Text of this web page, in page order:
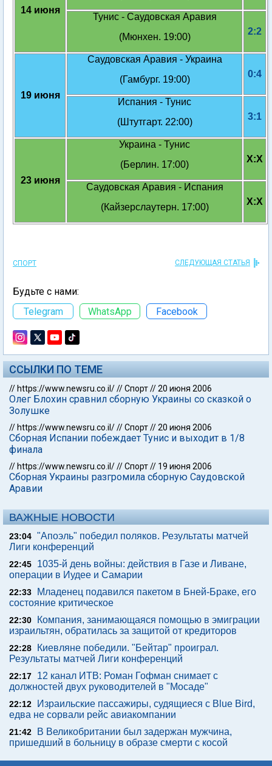
14 июня
Тунис - Саудовская Аравия
(Мюнхен. 19:00)
2:2
19 июня
Саудовская Аравия - Украина
(Гамбург. 19:00)
0:4
Испания - Тунис
(Штутгарт. 22:00)
3:1
23 июня
Украина - Тунис
(Берлин. 17:00)
X:X
Саудовская Аравия - Испания
(Кайзерслаутерн. 17:00)
X:X
СПОРТ СЛЕДУЮЩАЯ СТАТЬЯ
Будьте с нами:
Telegram
WhatsApp Facebook
ССЫЛКИ ПО ТЕМЕ
// https://www.newsru.co.il///Спорт//20 июня 2006
Олег Блохин сравнил сборную Украины со сказкой о
Золушке
// https://www.newsru.co.il///Спорт//20 июня 2006
Сборная Испании побеждает Тунис и выходит в 1/8
финала
// https://www.newsru.co.il///Спорт// 19 июня 2006
Сборная Украины разгромила сборную Саудовской
Аравии
ВАЖНЫЕ НОВОСТИ
23:04 "Апоэль" победил поляков. Результаты матчей
Лиги конференций
22:45
1035-й день войны: действия в Газе и Ливане,
операции в Иудее и Самарии
22:33
Младенец подавился пакетом в Бней-Браке, его
состояние критическое
22:30
Компания, занимающаяся помощью в эмиграции
израильтян, обратилась за защитой от кредиторов
22:28
Киевляне победили. "Бейтар" проиграл.
Результаты матчей Лиги конференций
22:17
12 канал ИТВ: Роман Гофман снимает с
должностей двух руководителей в "Мосаде"
22:12
Израильские пассажиры, судящиеся с Blue Bird,
едва не сорвали рейс авиакомпании
21:42
В Великобритании был задержан мужчина,
пришедший в больницу в образе смерти с косой